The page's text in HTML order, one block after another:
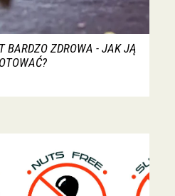
BARDZO ZDROWA - JAK JĄ